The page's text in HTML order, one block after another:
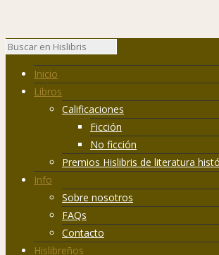
Inicio
Libros
Calificaciones
Ficción
No ficción
Premios Hislibris de literatura
Info
Sobre nosotros
FAQs
Contacto
Hislibreños